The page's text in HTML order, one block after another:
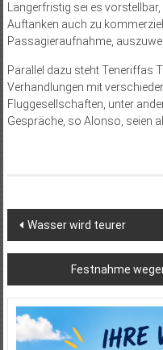
Längerfristig sei es
Auftanken auch zu
Passagieraufnahme,
Parallel dazu steht Teneriffas
Verhandlungen mit
Fluggesellschaften, unter
Gespräche, so Alonso, seien
Wasser wird teurer
Festnahme